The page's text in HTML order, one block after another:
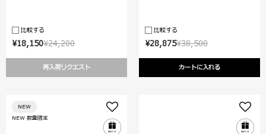
¥24,200
¥18,150
再入荷リクエスト
比較する
¥38,500
¥28,875
カートに入れる
比較する
NEW 数量限定
NEW